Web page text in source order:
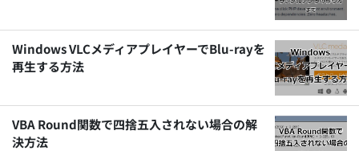
Windows VLCメディアプレイヤーでBlu-rayを
再生する方法
VBA Round関数で四捨五入されない場合の解
決方法